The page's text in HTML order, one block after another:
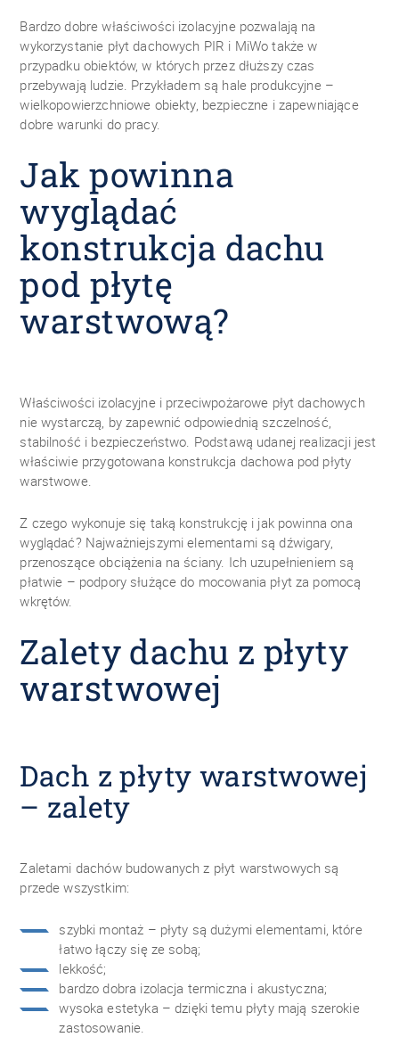
Bardzo dobre właściwości izolacyjne pozwalają na
wykorzystanie płyt dachowych PIR i MiWo także w
przypadku obiektów, w których przez dłuższy czas
przebywają ludzie. Przykładem są hale produkcyjne –
wielkopowierzchniowe obiekty, bezpieczne i zapewniające
dobre warunki do pracy.
Jak powinna
wyglądać
konstrukcja dachu
pod płytę
warstwową?
Właściwości izolacyjne i przeciwpożarowe płyt dachowych
nie wystarczą, by zapewnić odpowiednią szczelność,
stabilność i bezpieczeństwo. Podstawą udanej realizacji jest
właściwie przygotowana konstrukcja dachowa pod płyty
warstwowe.
Z czego wykonuje się taką konstrukcję i jak powinna ona
wyglądać? Najważniejszymi elementami są dźwigary,
przenoszące obciążenia na ściany. Ich uzupełnieniem są
płatwie – podpory służące do mocowania płyt za pomocą
wkrętów.
Zalety dachu z płyty
warstwowej
Dach z płyty warstwowej
– zalety
Zaletami dachów budowanych z płyt warstwowych są
przede wszystkim:
szybki montaż – płyty są dużymi elementami, które
łatwo łączy się ze sobą;
lekkość;
bardzo dobra izolacja termiczna i akustyczna;
wysoka estetyka – dzięki temu płyty mają szerokie
zastosowanie.